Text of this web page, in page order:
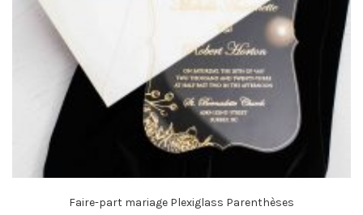
Faire-part mariage Plexiglass Parenthèses